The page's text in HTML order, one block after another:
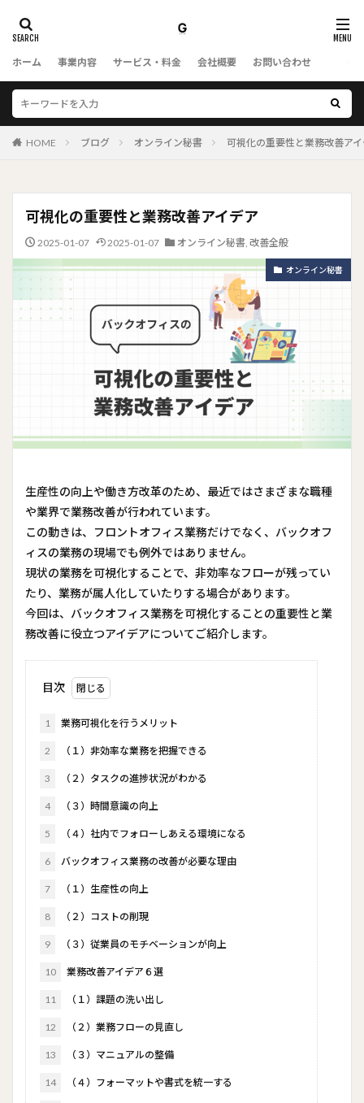
ホーム 事業内容 サービス・料金 会社概要 お問い合わせ
HOME ブログ オンライン秘書 可視化の重要性と業務改善ア
可視化の重要性と業務改善アイデア
2025-01-07 2025-01-07 オンライン秘書, 改善全般
オンライン秘書
生産性の向上や働き方改革のため、最近ではさまざまな職種
や業界で業務改善が行われています。
この動きは、フロントオフィス業務だけでなく、バックオフ
ィスの業務の現場でも例外ではありません。
現状の業務を可視化することで、非効率なフローが残ってい
たり、業務が属人化していたりする場合があります。
今回は、バックオフィス業務を可視化することの重要性と業
務改善に役立つアイデアについてご紹介します。
目次
1 業務可視化を行うメリット
2 （１）非効率な業務を把握できる
3 （２）タスクの進捗状況がわかる
4 （３）時間意識の向上
5 （４）社内でフォローしあえる環境になる
6 バックオフィス業務の改善が必要な理由
7 （１）生産性の向上
8 （２）コストの削現
9 （３）従業員のモチベーションが向上
10 業務改善アイデア６選
11 （１）課題の洗い出し
12 （２）業務フローの見直し
13 （３）マニュアルの整備
14 （４）フォーマットや書式を統一する